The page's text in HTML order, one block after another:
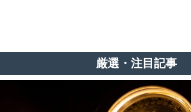
厳選・注目記事